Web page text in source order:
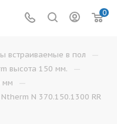
0
встраиваемые в пол —
высота 150 мм. —
мм —
N 370.150.1300 RR